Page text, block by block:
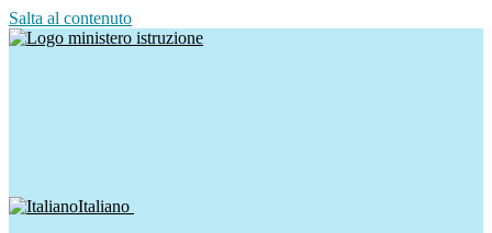
Salta al contenuto
Italiano